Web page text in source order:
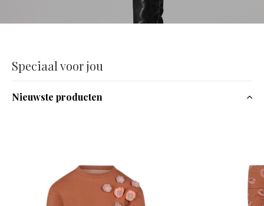
Speciaal voor jou
Nieuwste producten